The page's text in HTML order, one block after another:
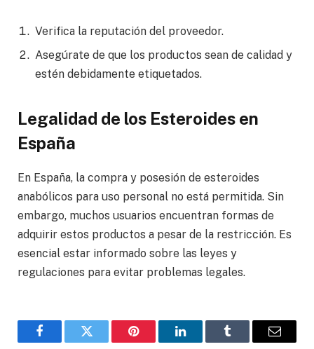
Verifica la reputación del proveedor.
Asegúrate de que los productos sean de calidad y
estén debidamente etiquetados.
Legalidad de los Esteroides en
España
En España, la compra y posesión de esteroides
anabólicos para uso personal no está permitida. Sin
embargo, muchos usuarios encuentran formas de
adquirir estos productos a pesar de la restricción. Es
esencial estar informado sobre las leyes y
regulaciones para evitar problemas legales.
FacebookTwitter Pinterest LinkedInTumblr Email